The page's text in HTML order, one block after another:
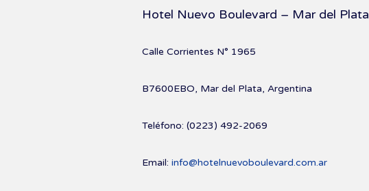
Hotel Nuevo Boulevard – Mar del Plata
Calle Corrientes N° 1965
B7600EBO, Mar del Plata, Argentina
Teléfono: (0223) 492-2069
Email: info@hotelnuevoboulevard.com.ar